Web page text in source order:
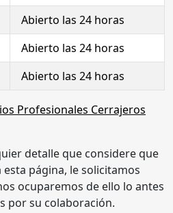
Abierto las 24 horas
Abierto las 24 horas
Abierto las 24 horas
Profesionales Cerrajeros
detalle que considere que
página, le solicitamos
ocuparemos de ello lo antes
por su colaboración.